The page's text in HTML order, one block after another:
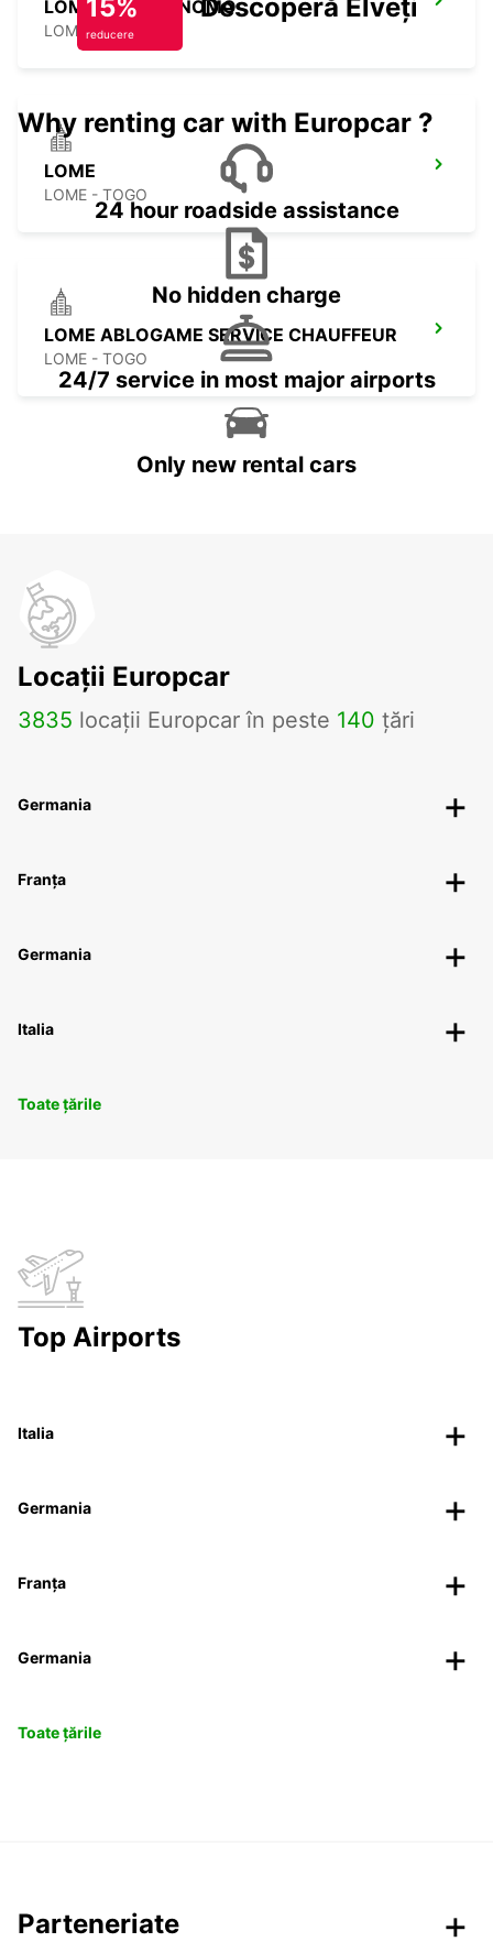
LOME HOTEL ONOMO
LOME - TOGO
LOME
LOME - TOGO
LOME ABLOGAME SERVICE CHAUFFEUR
LOME - TOGO
15%
reducere
Descoperă Elveția
Why renting car with Europcar ?
24 hour roadside assistance
No hidden charge
24/7 service in most major airports
Only new rental cars
Locații Europcar
3835 locații Europcar în peste 140 țări
Germania
Franța
Germania
Italia
Toate țările
Top Airports
Italia
Germania
Franța
Germania
Toate țările
Parteneriate